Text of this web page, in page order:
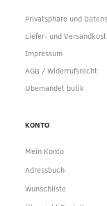
Privatsphäre und
Liefer- und
Impressum
AGB / Widerrufsrecht
Ubemandet butik
KONTO
Mein Konto
Adressbuch
Wunschliste